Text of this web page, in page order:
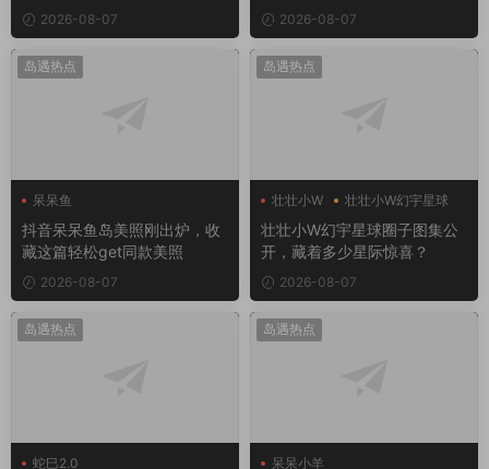
2026-08-07 2026-08-07
岛遇热点
呆呆鱼
抖音呆呆鱼岛美照刚出炉，收
藏这篇轻松get同款美照
2026-08-07
岛遇热点
壮壮小W 壮壮小W幻宇星球
壮壮小W幻宇星球圈子图集公
开，藏着多少星际惊喜？
2026-08-07
岛遇热点
蛇巳2.0
岛遇热点
呆呆小羊